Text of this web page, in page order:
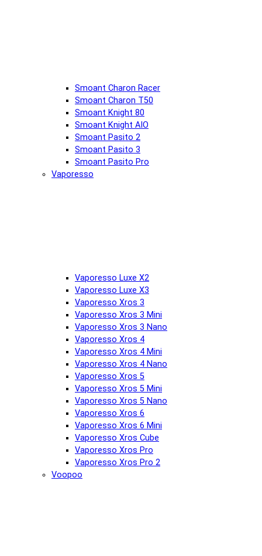
Smoant Charon Racer
Smoant Charon T50
Smoant Knight 80
Smoant Knight AIO
Smoant Pasito 2
Smoant Pasito 3
Smoant Pasito Pro
Vaporesso
Vaporesso Luxe X2
Vaporesso Luxe X3
Vaporesso Xros 3
Vaporesso Xros 3 Mini
Vaporesso Xros 3 Nano
Vaporesso Xros 4
Vaporesso Xros 4 Mini
Vaporesso Xros 4 Nano
Vaporesso Xros 5
Vaporesso Xros 5 Mini
Vaporesso Xros 5 Nano
Vaporesso Xros 6
Vaporesso Xros 6 Mini
Vaporesso Xros Cube
Vaporesso Xros Pro
Vaporesso Xros Pro 2
Voopoo